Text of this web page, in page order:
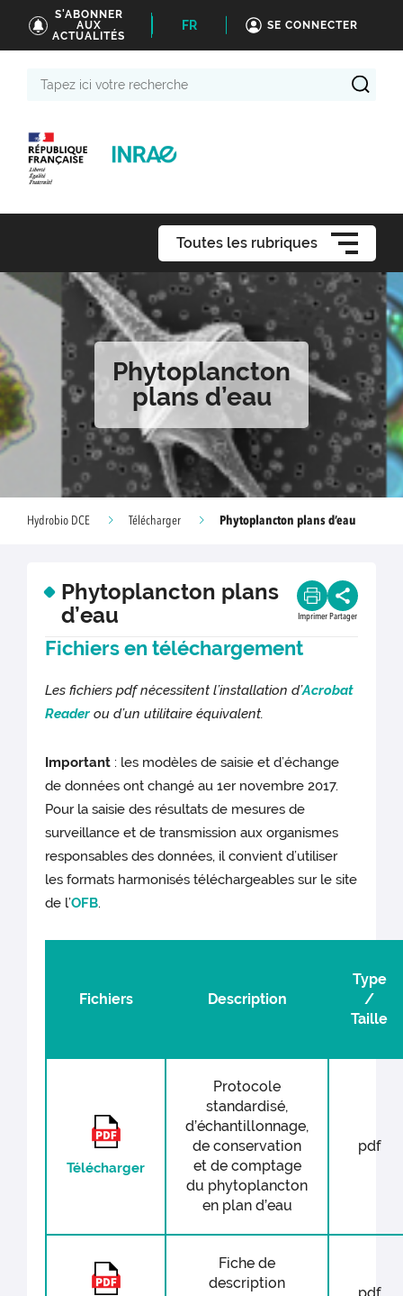
S'ABONNER
AUX
ACTUALITÉS
FR SE CONNECTER
Toutes les rubriques
Phytoplancton
plans d’eau
Hydrobio DCE Télécharger Phytoplancton plans d’eau
Phytoplancton plans
d’eau
Imprimer Partager
Fichiers en téléchargement
Les fichiers pdf nécessitent l’installation d’Acrobat
Reader ou d’un utilitaire équivalent.
Important : les modèles de saisie et d’échange
de données ont changé au 1er novembre 2017.
Pour la saisie des résultats de mesures de
surveillance et de transmission aux organismes
responsables des données, il convient d’utiliser
les formats harmonisés téléchargeables sur le site
de l’OFB.
Fichiers Description
Type
/
Taille
Télécharger
Protocole
standardisé,
d’échantillonnage,
de conservation
et de comptage
du phytoplancton
en plan d’eau
pdf
Fiche de
description